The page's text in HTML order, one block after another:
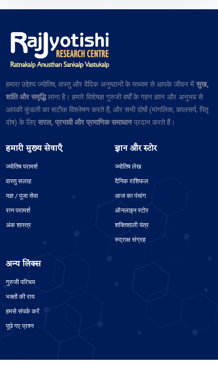
हमारा उद्देश्य ज्योतिष, वास्तु और वैदिक अनुष्ठानों के माध्यम से आपके जीवन में सुख,
शांति और समृद्धिलाना है। हमारे विशेषज्ञ गुरुजी वर्षों के गहन ज्ञान और अनुभव से
आपकी कुंडली का सटीक विश्लेषण करते हैं, और सभी दोषों (मांगलिक, कालसर्प, पितृ
दोष) के लिए सरल, प्रभावी और प्रमाणिक समाधानप्रदान करते हैं।
हमारी मुख्य सेवाएँ
ज्योतिष परामर्श
वास्तु सलाह
यज्ञ / पूजा सेवा
रत्न परामर्श
अंक शास्त्र
ज्ञान और स्टोर
ज्योतिष लेख
दैनिक राशिफल
आज का पंचांग
ऑनलाइन स्टोर
शक्तिशाली यंत्र
रुद्राक्ष संग्रह
अन्य लिंक्स
गुरुजी परिचय
भक्तों की राय
हमसे संपर्क करें
पूछे गए प्रश्न